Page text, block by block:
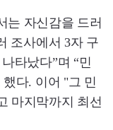
는 자신감을 드러
조사에서 3자 구
타났다”며 “민
다. 이어 "그 민
마지막까지 최선